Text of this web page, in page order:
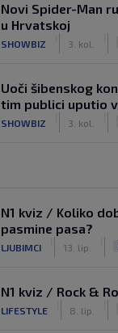
Novi Spider-Man
u Hrvatskoj
SHOWBIZ 3. kol.
Uoči šibenskog
tim publici uputio
SHOWBIZ 3. kol.
N1 kviz / Koliko
pasmine pasa?
LJUBIMCI 13. lip.
N1 kviz / Rock &
LIFESTYLE 8. lip.